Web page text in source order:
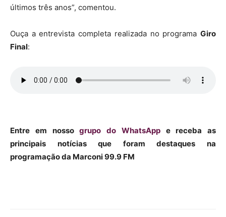
últimos três anos”, comentou.
Ouça a entrevista completa realizada no programa Giro
Final:
Entre em nossogrupo do WhatsApp e receba as
principais notícias que foram destaques na
programação da Marconi 99.9 FM